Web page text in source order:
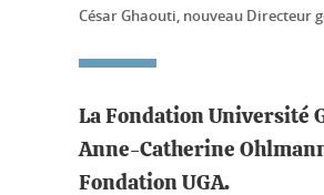
César Ghaouti, nouveau Directeur
La Fondation Université
Anne-Catherine
Fondation UGA.